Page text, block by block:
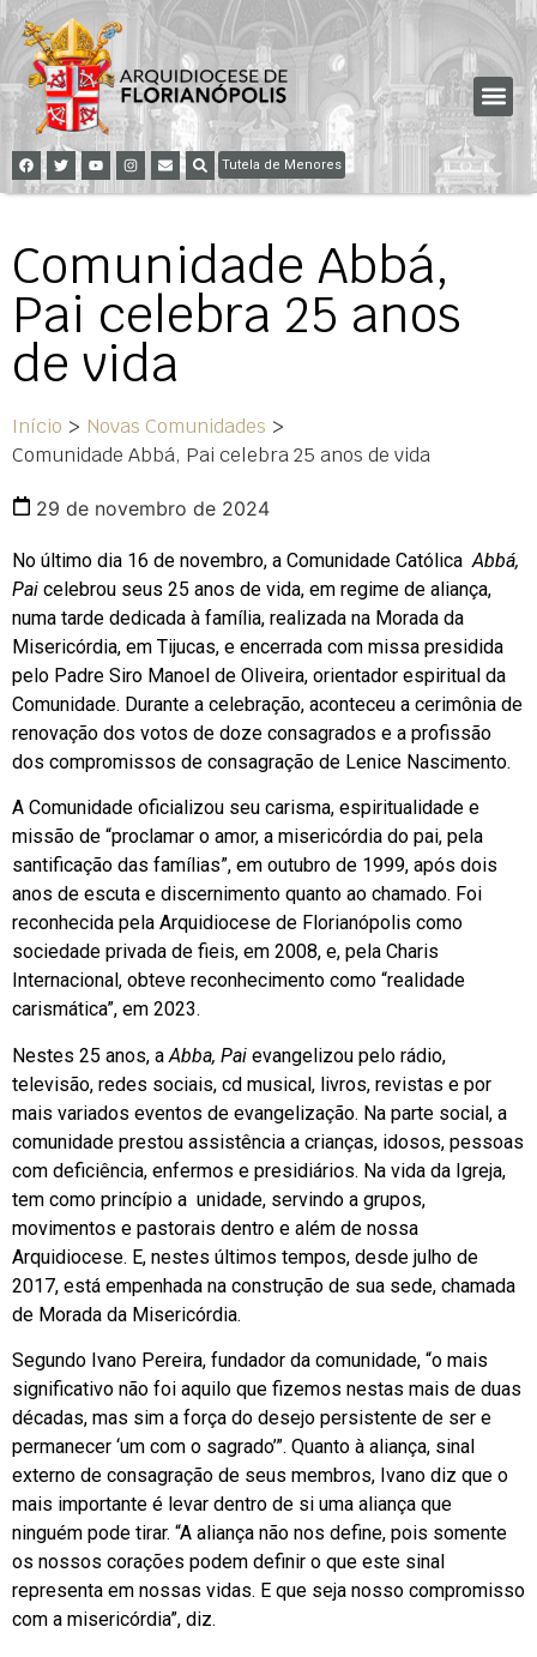
Tutela de Menores
Comunidade Abbá,
Pai celebra 25 anos
de vida
Início > Novas Comunidades >
Comunidade Abbá, Pai celebra 25 anos de vida
29 de novembro de 2024
No último dia 16 de novembro, a Comunidade Católica Abbá,
Pai celebrou seus 25 anos de vida, em regime de aliança,
numa tarde dedicada à família, realizada na Morada da
Misericórdia, em Tijucas, e encerrada com missa presidida
pelo Padre Siro Manoel de Oliveira, orientador espiritual da
Comunidade. Durante a celebração, aconteceu a cerimônia de
renovação dos votos de doze consagrados e a profissão
dos compromissos de consagração de Lenice Nascimento.
A Comunidade oficializou seu carisma, espiritualidade e
missão de “proclamar o amor, a misericórdia do pai, pela
santificação das famílias”, em outubro de 1999, após dois
anos de escuta e discernimento quanto ao chamado. Foi
reconhecida pela Arquidiocese de Florianópolis como
sociedade privada de fieis, em 2008, e, pela Charis
Internacional, obteve reconhecimento como “realidade
carismática”, em 2023.
Nestes 25 anos, a Abba, Pai evangelizou pelo rádio,
televisão, redes sociais, cd musical, livros, revistas e por
mais variados eventos de evangelização. Na parte social, a
comunidade prestou assistência a crianças, idosos, pessoas
com deficiência, enfermos e presidiários. Na vida da Igreja,
tem como princípio a unidade, servindo a grupos,
movimentos e pastorais dentro e além de nossa
Arquidiocese. E, nestes últimos tempos, desde julho de
2017, está empenhada na construção de sua sede, chamada
de Morada da Misericórdia.
Segundo Ivano Pereira, fundador da comunidade, “o mais
significativo não foi aquilo que fizemos nestas mais de duas
décadas, mas sim a força do desejo persistente de ser e
permanecer ‘um com o sagrado’”. Quanto à aliança, sinal
externo de consagração de seus membros, Ivano diz que o
mais importante é levar dentro de si uma aliança que
ninguém pode tirar. “A aliança não nos define, pois somente
os nossos corações podem definir o que este sinal
representa em nossas vidas. E que seja nosso compromisso
com a misericórdia”, diz.